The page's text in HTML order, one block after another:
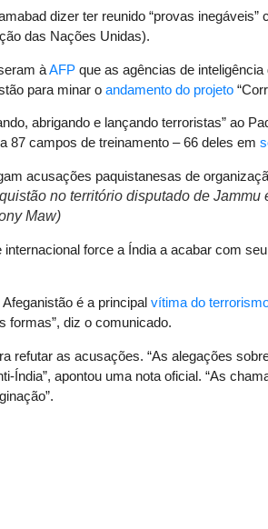
dizer ter reunido “provas
das Nações Unidas).
àAFP que as agências de
para minar o andamento do projeto
abrigando e lançando terroristas” ao
87 campos de treinamento – 66 deles em
no território disputado de Jammu
Maw)
force a Índia a acabar com
é a principal vítima do
formas”, diz o comunicado.
refutar as acusações. “As alegações
Índia”, apontou uma nota oficial. “As